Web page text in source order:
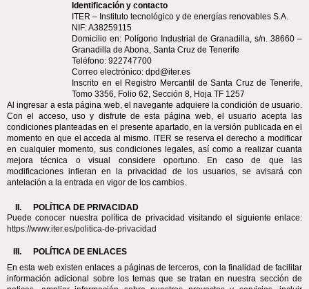
Identificación y contacto
ITER – Instituto tecnológico y de energías renovables S.A.
NIF: A38259115
Domicilio en: Polígono Industrial de Granadilla, s/n. 38660 –
Granadilla de Abona, Santa Cruz de Tenerife
Teléfono: 922747700
Correo electrónico: dpd@iter.es
Inscrito en el Registro Mercantil de Santa Cruz de Tenerife,
Tomo 3356, Folio 62, Sección 8, Hoja TF 1257
Al ingresar a esta página web, el navegante adquiere la condición de usuario.
Con el acceso, uso y disfrute de esta página web, el usuario acepta las
condiciones planteadas en el presente apartado, en la versión publicada en el
momento en que el acceda al mismo. ITER se reserva el derecho a modificar
en cualquier momento, sus condiciones legales, así como a realizar cuanta
mejora técnica o visual considere oportuno. En caso de que las
modificaciones infieran en la privacidad de los usuarios, se avisará con
antelación a la entrada en vigor de los cambios.
POLÍTICA DE PRIVACIDAD
https://​www.iter.es/politica-de-privacidad
POLÍTICA DE ENLACES
En esta web existen enlaces a páginas de terceros, con la finalidad de facilitar
información adicional sobre los temas que se tratan en nuestra sección de